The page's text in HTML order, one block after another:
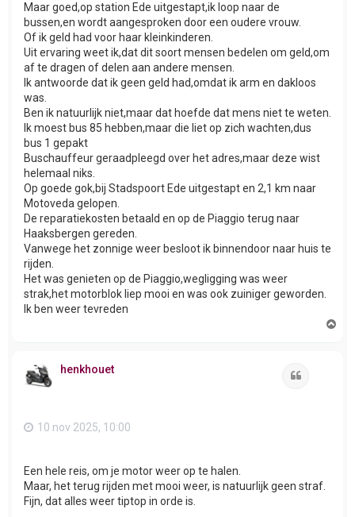
Maar goed,op station Ede uitgestapt,ik loop naar de
bussen,en wordt aangesproken door een oudere vrouw.
Of ik geld had voor haar kleinkinderen.
Uit ervaring weet ik,dat dit soort mensen bedelen om geld,om
af te dragen of delen aan andere mensen.
Ik antwoorde dat ik geen geld had,omdat ik arm en dakloos
was.
Ben ik natuurlijk niet,maar dat hoefde dat mens niet te weten.
Ik moest bus 85 hebben,maar die liet op zich wachten,dus
bus 1 gepakt
Buschauffeur geraadpleegd over het adres,maar deze wist
helemaal niks.
Op goede gok,bij Stadspoort Ede uitgestapt en 2,1 km naar
Motoveda gelopen.
De reparatiekosten betaald en op de Piaggio terug naar
Haaksbergen gereden.
Vanwege het zonnige weer besloot ik binnendoor naar huis te
rijden.
Het was genieten op de Piaggio,wegligging was weer
strak,het motorblok liep mooi en was ook zuiniger geworden.
Ik ben weer tevreden
henkhouet
10 nov 2025, 10:00
Een hele reis, om je motor weer op te halen.
Maar, het terug rijden met mooi weer, is natuurlijk geen straf.
Fijn, dat alles weer tiptop in orde is.